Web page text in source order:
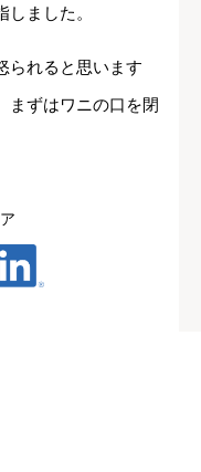
ました。
られると思います
まずはワニの口を閉